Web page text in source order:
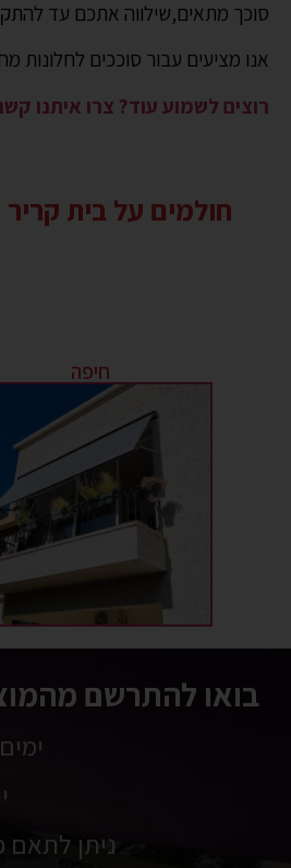
סוכך מתאים,שילווה אתכם עד
אנו מציעים עבור סוככים
רוצים לשמוע עוד? צרו איתנו
חיפה
בואו להתרשם
ימים
ניתן לתאם